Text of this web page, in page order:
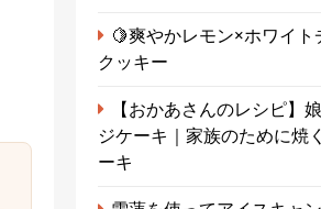
🍋爽やかレモン×ホワイト
クッキー
【おかあさんのレシピ】
ジケーキ｜家族のために焼
ーキ